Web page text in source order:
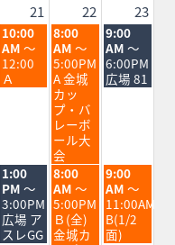
21 22 23
金
曜
日,
8
月
10:00
AM ～
12:00
Ａ
土
曜
日,
8
月
22nd
2026
8:00
AM ～
5:00PM
A 金城
カッ
プ・バ
レーボ
ール大
会
日
曜
日,
8
月
9:00
AM ～
6:00PM
広場 81
金
曜
日,
8
月
1:00
PM ～
3:00PM
広場 ア
スレGG
土
曜
日,
8
月
8:00
AM ～
5:00PM
Ｂ(全)
金城カ
日
曜
日,
8
月
9:00
AM ～
11:00AM
B(1/2
面)